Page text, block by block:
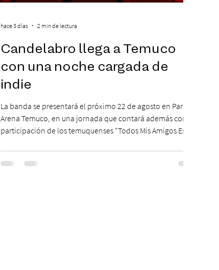
Candelabro llega a Temuco
con una noche cargada de
indie
La banda se presentará el próximo 22 de agosto en Parque
Arena Temuco, en una jornada que contará además con la
participación de los temuquenses “Todos Mis Amigos Están
presentación de Candelabro, banda que llegará a la capital
hace 3 días 2 min de lectura